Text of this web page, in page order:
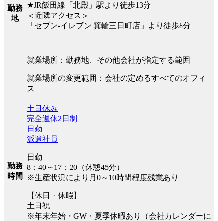
勤務
地
★JR飯田線「北殿」駅より徒歩13分
＜近隣アクセス＞
「セブン-イレブン 箕輪三日町店」より徒歩8分
就業場所：勤務地、その他会社が指定する範囲
就業場所の変更範囲：会社の定めるすべてのオフィ
ス
勤務
時間
土日休み
完全週休2日制
日勤
派遣社員
日勤
8：40～17：20（休憩45分）
※生産状況により月0～10時間程度残業あり
【休日・休暇】
土日祝
※年末年始・GW・夏季休暇あり（会社カレンダーに